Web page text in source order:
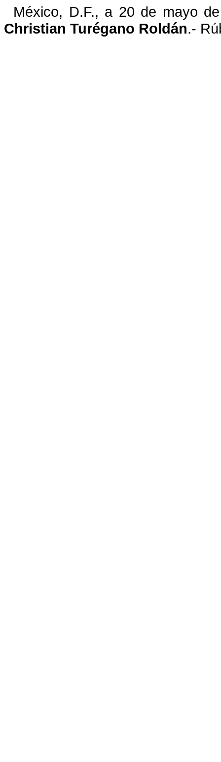
México, D.F., a 20 de mayo
Christian Turégano Roldán.-